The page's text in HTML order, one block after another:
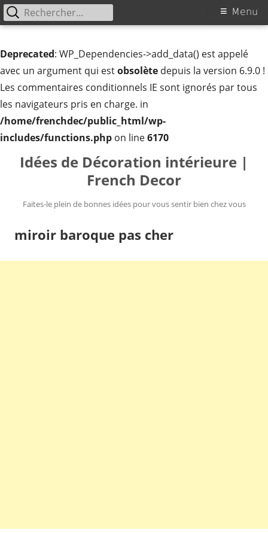
Deprecated: WP_Dependencies->add_data() est appelé
avec un argument qui estobsolète depuis la version 6.9.0 !
Les commentaires conditionnels IE sont ignorés par tous
les navigateurs pris en charge. in
/home/frenchdec/public_html/wp-
includes/functions.php on line6170
Idées de Décoration intérieure |
French Decor
Faites-le plein de bonnes idées pour vous sentir bien chez vous
Menu
Menu
Rechercher :
miroir baroque pas cher